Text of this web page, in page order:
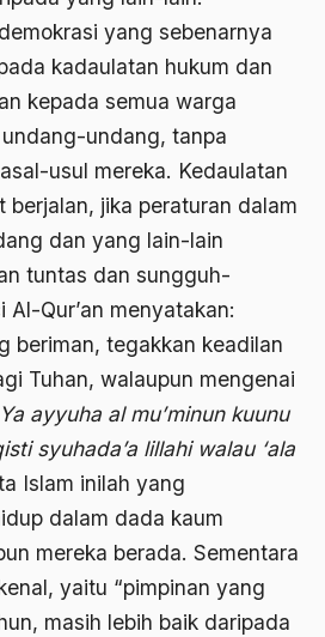
yang sebenarnya
kadaulatan hukum dan
kepada semua warga
undang, tanpa
usul mereka. Kedaulatan
berjalan, jika peraturan dalam
dan yang lain-lain
tuntas dan sungguh-
Qur’an menyatakan:
beriman, tegakkan keadilan
Tuhan, walaupun mengenai
Ya ayyuha al mu’minun kuunu
syuhada’a lillahi walau ‘ala
Islam inilah yang
dalam dada kaum
mereka berada. Sementara
yaitu “pimpinan yang
masih lebih baik daripada
Farahidi